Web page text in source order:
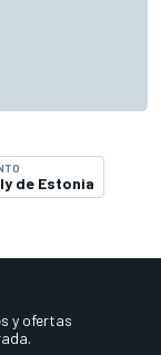
de Estonia
y ofertas